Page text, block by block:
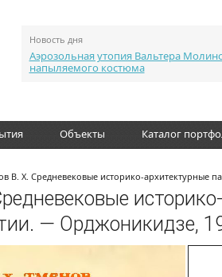
Новость дня
Аэрозольная утопия Вальтера
напыляемого костюма
Объекты Каталог
В. Х. Средневековые историко-архитектурные
— Орджоникидзе,